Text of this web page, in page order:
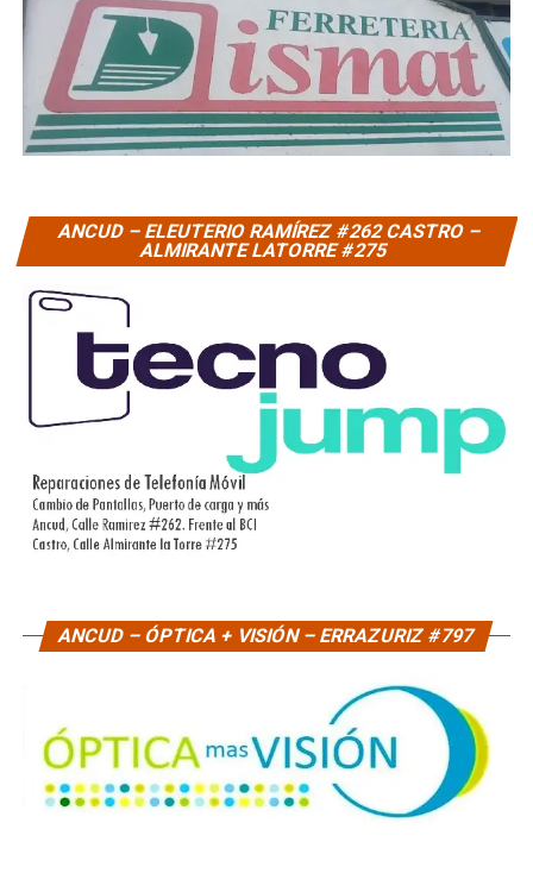
ANCUD – ELEUTERIO RAMÍREZ #262 CASTRO –
ALMIRANTE LATORRE #275
ANCUD – ÓPTICA + VISIÓN – ERRAZURIZ #797